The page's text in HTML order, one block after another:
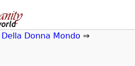
Donna Mondo ⇒